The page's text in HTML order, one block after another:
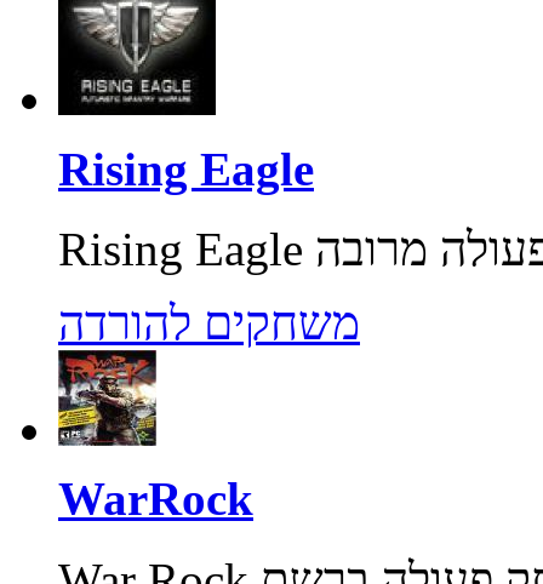
Rising Eagle
משחקים להורדה
WarRock